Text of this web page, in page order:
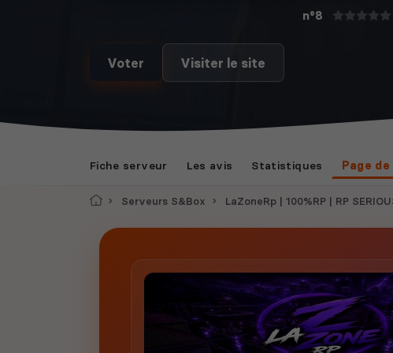
n°8
Voter Visiter le site
Fiche serveur Les avis Statistiques Page
AccueilServeurs S&Box LaZoneRp | 100%RP | RP SERIOUS | 35